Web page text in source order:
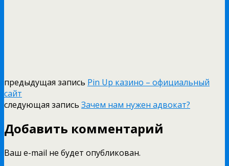
предыдущая запись Pin Up казино – официальный
сайт
следующая запись Зачем нам нужен адвокат?
Добавить комментарий
Ваш e-mail не будет опубликован.